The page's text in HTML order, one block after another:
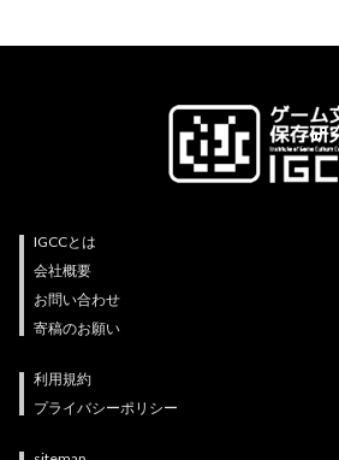
IGCCとは
会社概要
お問い合わせ
寄稿のお願い
利用規約
プライバシーポリシー